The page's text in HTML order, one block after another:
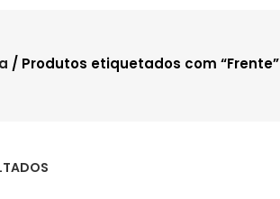
/ Produtos etiquetados com “Frente”